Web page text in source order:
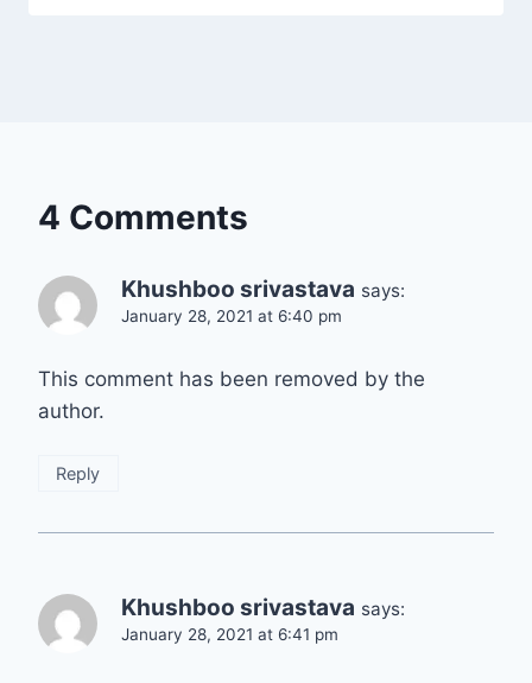
4 Comments
Khushboo srivastava says:
January 28, 2021 at 6:40 pm
This comment has been removed by the
author.
Reply
Khushboo srivastava says:
January 28, 2021 at 6:41 pm